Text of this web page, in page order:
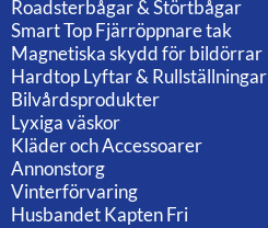
Roadsterbågar & Störtbågar
Smart Top Fjärröppnare tak
Magnetiska skydd för bildörrar
Hardtop Lyftar & Rullställningar
Bilvårdsprodukter
Lyxiga väskor
Kläder och Accessoarer
Annonstorg
Vinterförvaring
Husbandet Kapten Fri